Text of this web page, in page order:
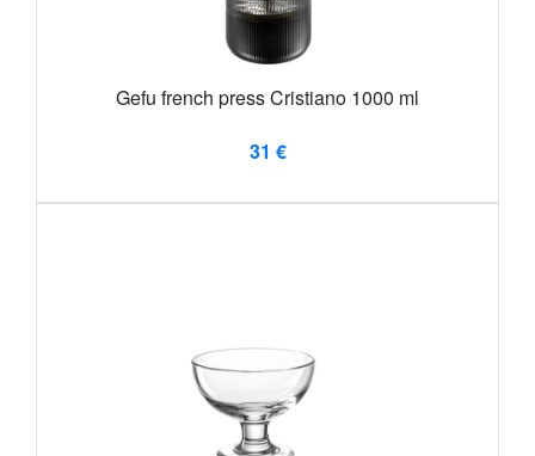
Gefu french press Cristiano 1000 ml
31 €